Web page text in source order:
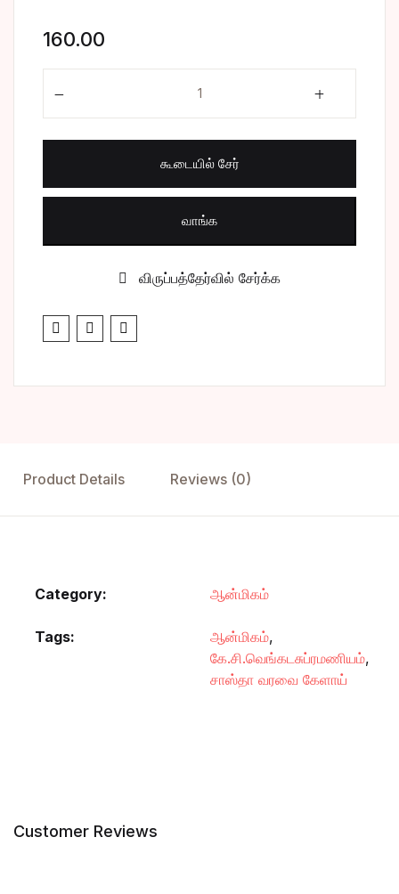
பொது
போட்டித் தேர்வு
160.00
கூடையில் சேர்
வாங்க
விருப்பத்தேர்வில் சேர்க்க
Product Details Reviews (0)
Category: ஆன்மிகம்
Tags: ஆன்மிகம்,
கே.சி.வெங்கடசுப்ரமணியம்,
சாஸ்தா வரவை கேளாய்
Customer Reviews